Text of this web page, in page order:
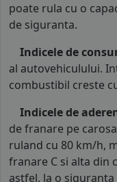
poate rula cu o
de siguranta.
Indicele de
al autovehiculului.
combustibil creste
Indicele de
de franare pe
ruland cu 80 km/h,
franare C si alta din
astfel, la o